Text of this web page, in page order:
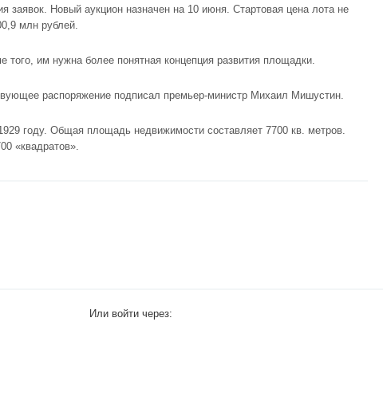
заявок. Новый аукцион назначен на 10 июня. Стартовая цена лота не
млн рублей.
им нужна более понятная концепция развития площадки.
распоряжение подписал премьер-министр Михаил Мишустин.
году. Общая площадь недвижимости составляет 7700 кв. метров.
«квадратов».
Или войти через: